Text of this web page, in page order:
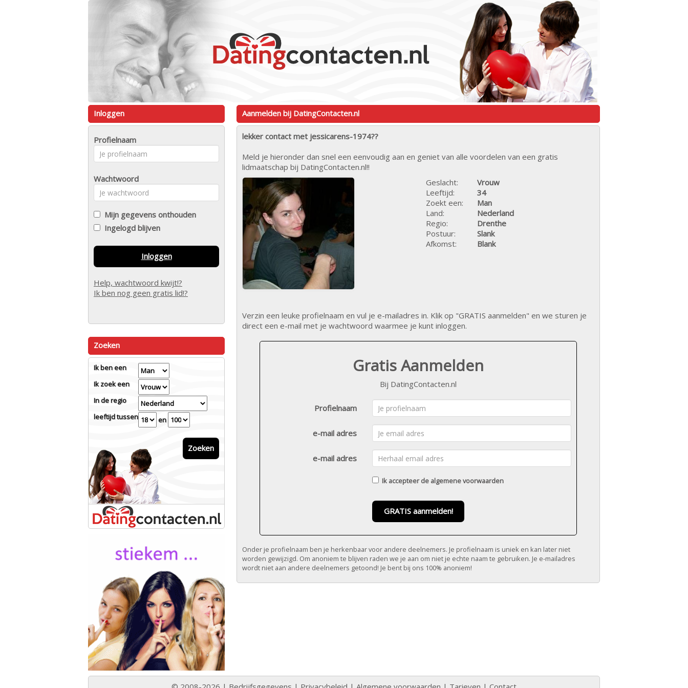
Aanmelden bij DatingContacten.nl
lekker contact met jessicarens-1974??
Meld je hieronder dan snel een eenvoudig aan en geniet van alle voordelen van een gratis
lidmaatschap bij DatingContacten.nl!!
Geslacht:
Vrouw
Leeftijd:
34
Zoekt een:
Man
Land:
Nederland
Regio:
Drenthe
Postuur:
Slank
Afkomst:
Blank
Verzin een leuke profielnaam en vul je e-mailadres in. Klik op "GRATIS aanmelden" en we sturen je
direct een e-mail met je wachtwoord waarmee je kunt inloggen.
Gratis Aanmelden
Bij DatingContacten.nl
Profielnaam
e-mail adres
e-mail adres
Ik accepteer de algemene voorwaarden
GRATIS aanmelden!
Onder je profielnaam ben je herkenbaar voor andere deelnemers. Je profielnaam is uniek en kan later niet
worden gewijzigd. Om anoniem te blijven raden we je aan om niet je echte naam te gebruiken. Je e-mailadres
wordt niet aan andere deelnemers getoond! Je bent bij ons 100% anoniem!
Inloggen
Profielnaam
Wachtwoord
Mijn gegevens onthouden
Ingelogd blijven
Inloggen
Help, wachtwoord kwijt!?
Ik ben nog geen gratis lid!?
Zoeken
Ik ben een
Ik zoek een
In de regio
leeftijd tussen
en
Zoeken